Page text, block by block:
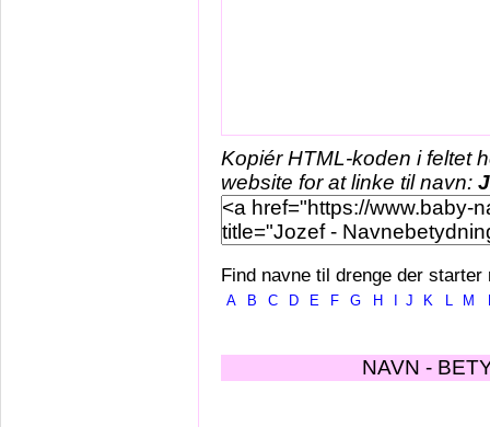
Kopiér HTML-koden i feltet
website for at linke til navn:
Find navne til drenge der starter
A B C D E F G H J K L M
NAVN -